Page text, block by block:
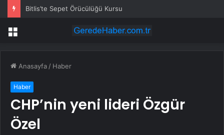
Bitlis’te Sepet Örücülüğü Kursu
Menü
Anasayfa / Haber
Haber
CHP’nin yeni lideri Özgür
Özel